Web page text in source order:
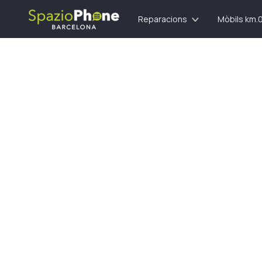
Reparacions Mòbils km.0